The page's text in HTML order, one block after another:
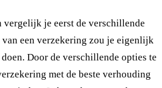
vergelijk je eerst de verschillende
een verzekering zou je eigenlijk
Door de verschillende opties te
met de beste verhouding